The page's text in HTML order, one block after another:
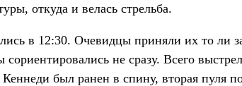
откуда и велась стрельба.
в 12:30. Очевидцы приняли их то ли
сориентировались не сразу. Всего
был ранен в спину, вторая пуля